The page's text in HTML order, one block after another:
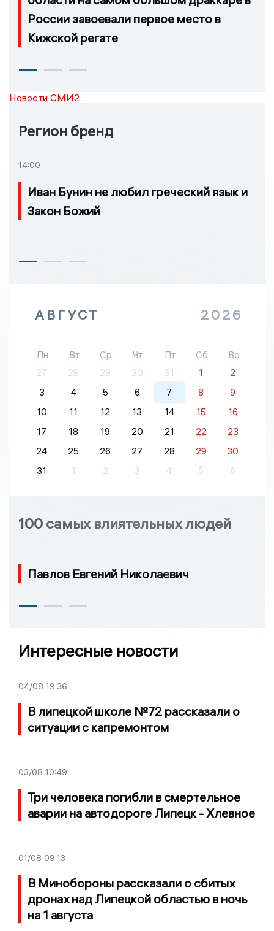
России завоевали первое место в
Кижской регате
Новости СМИ2
Регион бренд
14:00
Иван Бунин не любил греческий язык и
Закон Божий
АВГУСТ 2026
Пн Вт Ср Чт Пт Сб
Вс
27
28 29 30 31 1
2
3
4 5 6 7 8
9
10
11 12 13 14 15
16
17
18 19 20 21 22
23
24
25 26 27 28 29
30
31
1 2 3 4 5 6
100 самых влиятельных людей
Павлов Евгений Николаевич
Интересные новости
04/08 19:36
В липецкой школе №72 рассказали о
ситуации с капремонтом
03/08 10:49
Три человека погибли в смертельное
аварии на автодороге Липецк - Хлевное
01/08 09:13
В Минобороны рассказали о сбитых
дронах над Липецкой областью в ночь
на 1 августа